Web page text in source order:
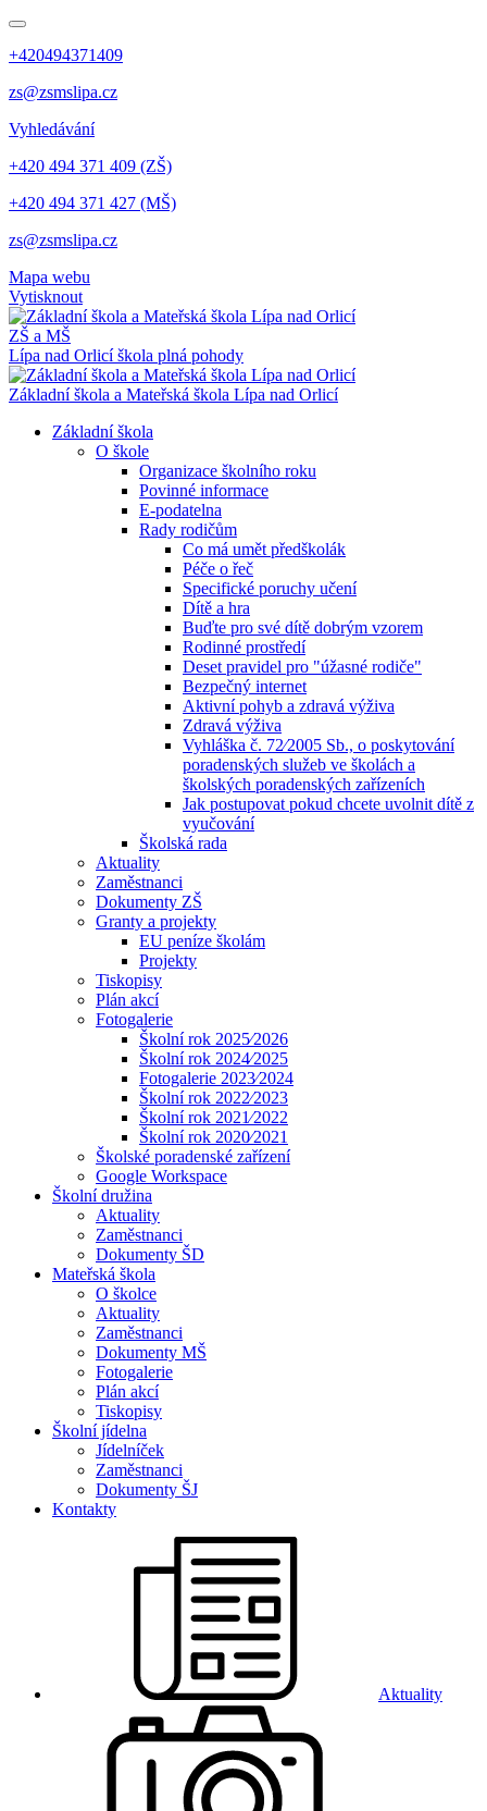
+420494371409
zs@zsmslipa.cz
Vyhledávání
+420 494 371 409 (ZŠ)
+420 494 371 427 (MŠ)
zs@zsmslipa.cz
Mapa webu
Vytisknout
ZŠ a MŠ
Lípa nad Orlicíškola plná pohody
Základní škola a Mateřská škola Lípa nad Orlicí
Základní škola
O škole
Organizace školního roku
Povinné informace
E-podatelna
Rady rodičům
Co má umět předškolák
Péče o řeč
Specifické poruchy učení
Dítě a hra
Buďte pro své dítě dobrým vzorem
Rodinné prostředí
Deset pravidel pro "úžasné rodiče"
Bezpečný internet
Aktivní pohyb a zdravá výživa
Zdravá výživa
Vyhláška č. 72⁄2005 Sb., o poskytování
poradenských služeb ve školách a
školských poradenských zařízeních
Jak postupovat pokud chcete uvolnit dítě z
vyučování
Školská rada
Aktuality
Zaměstnanci
Dokumenty ZŠ
Granty a projekty
EU peníze školám
Projekty
Tiskopisy
Plán akcí
Fotogalerie
Školní rok 2025⁄2026
Školní rok 2024⁄2025
Fotogalerie 2023⁄2024
Školní rok 2022⁄2023
Školní rok 2021⁄2022
Školní rok 2020⁄2021
Školské poradenské zařízení
Google Workspace
Školní družina
Aktuality
Zaměstnanci
Dokumenty ŠD
Mateřská škola
O školce
Aktuality
Zaměstnanci
Dokumenty MŠ
Fotogalerie
Plán akcí
Tiskopisy
Školní jídelna
Jídelníček
Zaměstnanci
Dokumenty ŠJ
Kontakty
Aktuality